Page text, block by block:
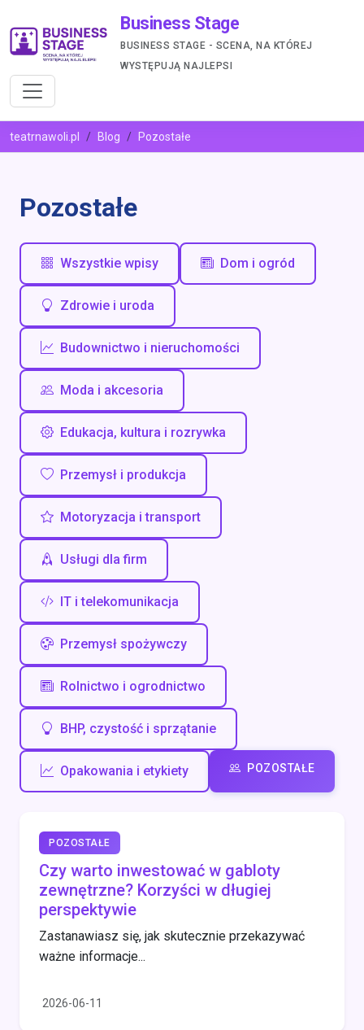
Business Stage
BUSINESS STAGE - SCENA, NA KTÓREJ
WYSTĘPUJĄ NAJLEPSI
teatrnawoli.pl Blog Pozostałe
Pozostałe
Wszystkie wpisy Dom i ogród
Zdrowie i uroda
Budownictwo i nieruchomości
Moda i akcesoria
Edukacja, kultura i rozrywka
Przemysł i produkcja
Motoryzacja i transport
Usługi dla firm
IT i telekomunikacja
Przemysł spożywczy
Rolnictwo i ogrodnictwo
BHP, czystość i sprzątanie
Opakowania i etykiety POZOSTAŁE
POZOSTAŁE
Czy warto inwestować w gabloty
zewnętrzne? Korzyści w długiej
perspektywie
Zastanawiasz się, jak skutecznie przekazywać
ważne informacje...
2026-06-11